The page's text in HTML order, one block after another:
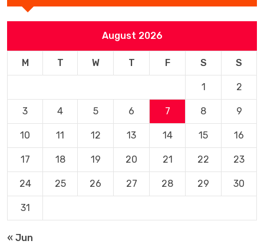
August 2026
M T W T F S S
1 2
3 4 5 6 7 8 9
10 11 12 13 14 15 16
17 18 19 20 21 22 23
24 25 26 27 28 29 30
31
« Jun